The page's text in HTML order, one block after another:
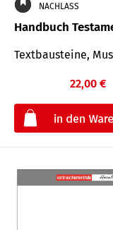
NACHLASS
Handbuch
Textbausteine,
22,00 €